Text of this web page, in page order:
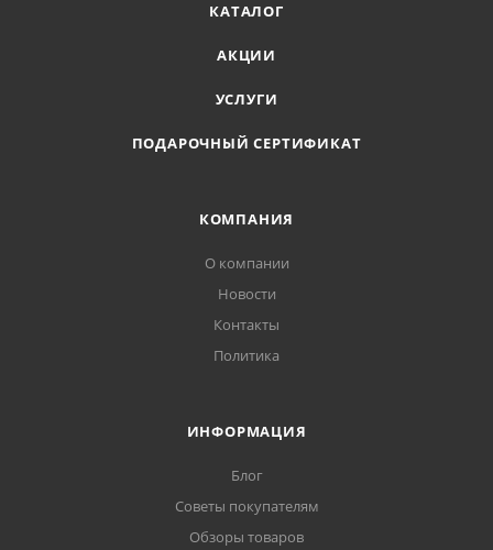
КАТАЛОГ
АКЦИИ
УСЛУГИ
ПОДАРОЧНЫЙ СЕРТИФИКАТ
КОМПАНИЯ
О компании
Новости
Контакты
Политика
ИНФОРМАЦИЯ
Блог
Советы покупателям
Обзоры товаров